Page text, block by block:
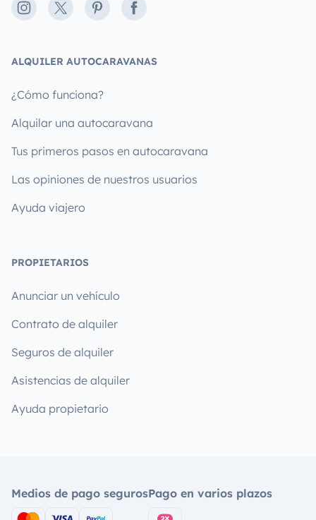
Instagram
X PinterestFacebook
ALQUILER AUTOCARAVANAS
¿Cómo funciona?
Alquilar una autocaravana
Tus primeros pasos en autocaravana
Las opiniones de nuestros usuarios
Ayuda viajero
PROPIETARIOS
Anunciar un vehículo
Contrato de alquiler
Seguros de alquiler
Asistencias de alquiler
Ayuda propietario
Medios de pago segurosPago en varios plazos